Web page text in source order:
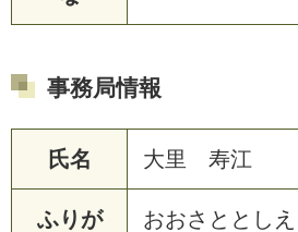
事務局情報
氏名 大里 寿江
ふりが
おおさととしえ